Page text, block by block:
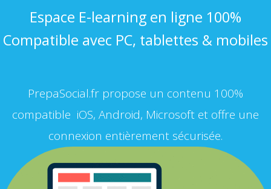
Espace E-learning en ligne 100%
Compatible avec PC, tablettes & mobiles
PrepaSocial.fr propose un contenu 100%
compatible iOS, Android, Microsoft et offre une
connexion entièrement sécurisée.